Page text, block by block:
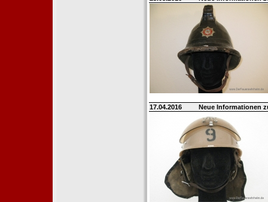
17.04.2016 Neue Informationen